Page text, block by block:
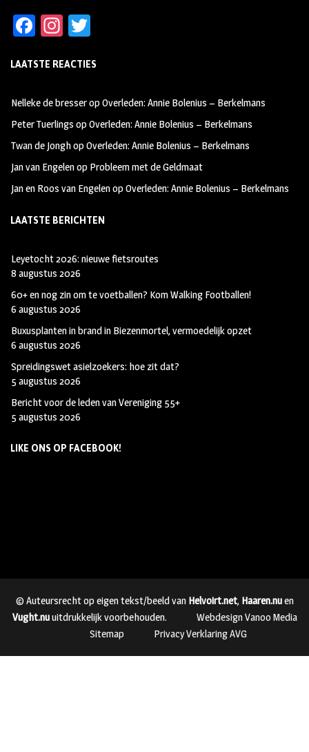
Fa
b
oo
k
In
ag
m
tt
LAATSTE REACTIES
Nelleke de bresseropOverleden: Annie Bolenius – Berkelmans
Peter Tuerlings opOverleden: Annie Bolenius – Berkelmans
Twan de JonghopOverleden: Annie Bolenius – Berkelmans
Jan van Engelenop Probleem met de Geldmaat
Jan en Roos van EngelenopOverleden: Annie Bolenius – Berkelmans
LAATSTE BERICHTEN
Leyetocht 2026: nieuwe fietsroutes
8 augustus 2026
60+ en nog zin om te voetballen? Kom Walking Footballen!
6 augustus 2026
Buxusplanten in brand in Biezenmortel, vermoedelijk opzet
6 augustus 2026
Spreidingswet asielzoekers: hoe zit dat?
5 augustus 2026
Bericht voor de leden van Vereniging 55+
5 augustus 2026
LIKE ONS OP FACEBOOK!
© Auteursrecht op eigen tekst/beeld van Helvoirt.net, Haaren.nuen
Vught.nuuitdrukkelijk voorbehouden.
Webdesign Vanoo Media
Sitemap
Privacy Verklaring AVG